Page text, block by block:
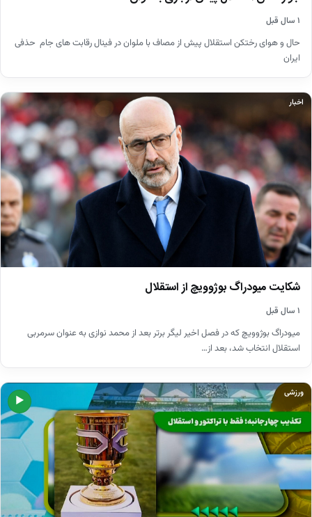
۱ سال قبل
حال و هوای رختکن استقلال پیش از مصاف با ملوان در فینال رقابت های جام حذفی
ایران
اخبار
شکایت میودراگ بوژوویچ از استقلال
۱ سال قبل
میودراگ بوژوویچ که در فصل اخیر لیگر برتر بعد از محمد نوازی به عنوان سرمربی
استقلال انتخاب شد، بعد از…
▶
ورزشی